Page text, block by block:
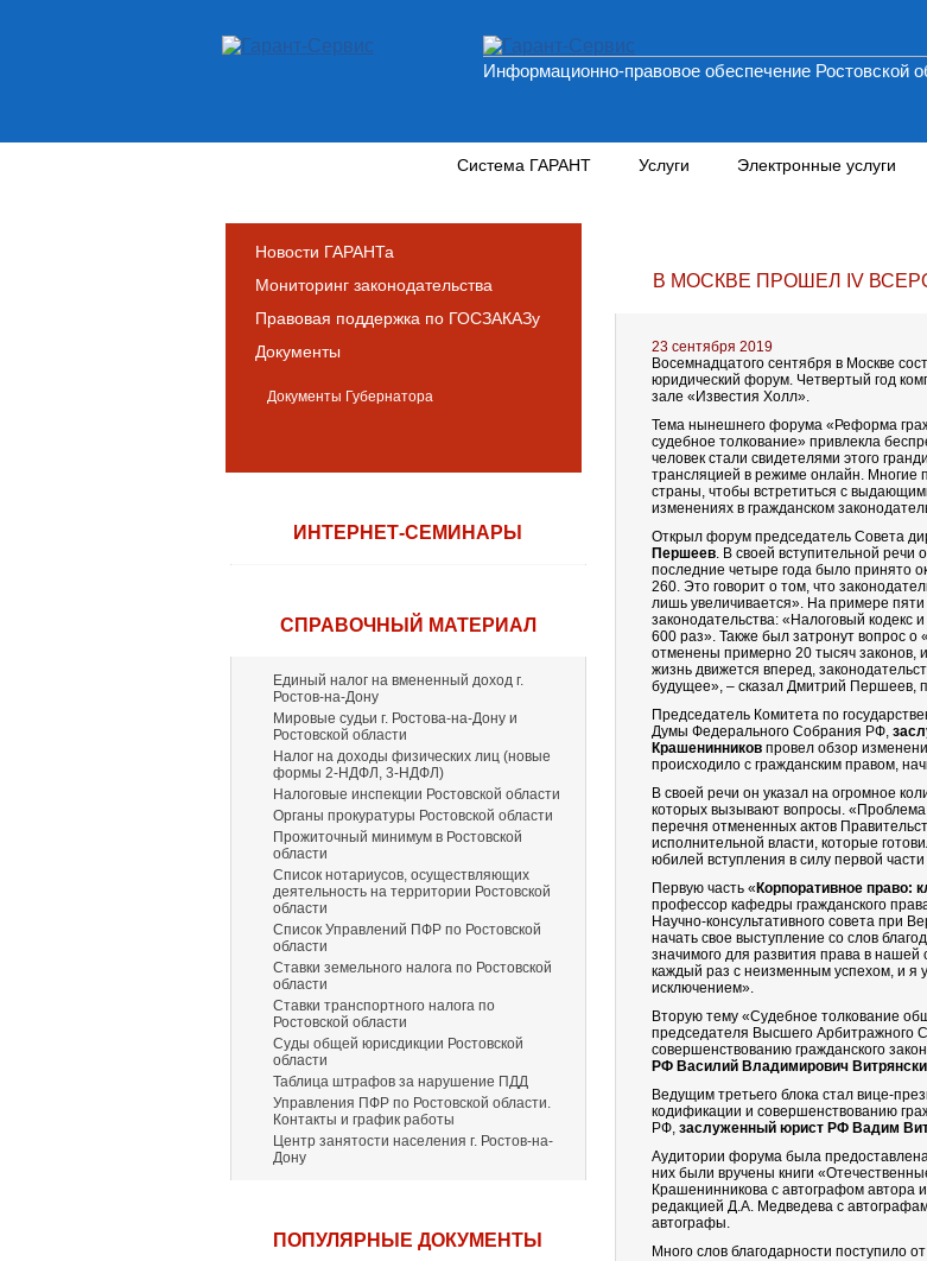
Информационно-правовое обеспечение Ростовской
Система ГАРАНТ Услуги Электронные услуги
Новости ГАРАНТа
Мониторинг законодательства
Правовая поддержка по ГОСЗАКАЗу
Документы
Документы Губернатора
ИНТЕРНЕТ-СЕМИНАРЫ
СПРАВОЧНЫЙ МАТЕРИАЛ
Единый налог на вмененный доход г.
Ростов-на-Дону
Мировые судьи г. Ростова-на-Дону и
Ростовской области
Налог на доходы физических лиц (новые
формы 2-НДФЛ, 3-НДФЛ)
Налоговые инспекции Ростовской области
Органы прокуратуры Ростовской области
Прожиточный минимум в Ростовской
области
Список нотариусов, осуществляющих
деятельность на территории Ростовской
области
Список Управлений ПФР по Ростовской
области
Ставки земельного налога по Ростовской
области
Ставки транспортного налога по
Ростовской области
Суды общей юрисдикции Ростовской
области
Таблица штрафов за нарушение ПДД
Управления ПФР по Ростовской области.
Контакты и график работы
Центр занятости населения г. Ростов-на-
Дону
ПОПУЛЯРНЫЕ ДОКУМЕНТЫ
В МОСКВЕ ПРОШЕЛ IV
23 сентября 2019
Восемнадцатого сентября в Москве
юридический форум. Четвертый год
зале «Известия Холл».
Тема нынешнего форума «Реформа
судебное толкование» привлекла
человек стали свидетелями этого
трансляцией в режиме онлайн. Многие
страны, чтобы встретиться с
изменениях в гражданском
Открыл форум председатель Совета
Першеев. В своей вступительной речи
последние четыре года было принято
260. Это говорит о том, что
лишь увеличивается». На примере
законодательства: «Налоговый кодекс
600 раз». Также был затронут вопрос о
отменены примерно 20 тысяч законов,
жизнь движется вперед,
будущее», – сказал Дмитрий Першеев,
Председатель Комитета по
Думы Федерального Собрания РФ,
Крашенинников провел обзор
происходило с гражданским правом,
В своей речи он указал на огромное
которых вызывают вопросы. «Проблема
перечня отмененных актов
исполнительной власти, которые
юбилей вступления в силу первой
Первую часть « Корпоративное право:
профессор кафедры гражданского
Научно-консультативного совета при
начать свое выступление со слов
значимого для развития права в
каждый раз с неизменным успехом, и я
исключением».
Вторую тему «Судебное толкование
председателя Высшего Арбитражного
совершенствованию гражданского
РФ Василий Владимирович
Ведущим третьего блока стал вице-
кодификации и совершенствованию
РФ, заслуженный юрист РФ Вадим
Аудитории форума была
них были вручены книги
Крашенинникова с автографом автора
редакцией Д.А. Медведева с
автографы.
Много слов благодарности поступило